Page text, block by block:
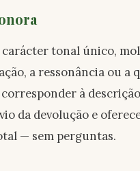
tonal único,
a ressonância ou
à
da devolução e
— sem perguntas.